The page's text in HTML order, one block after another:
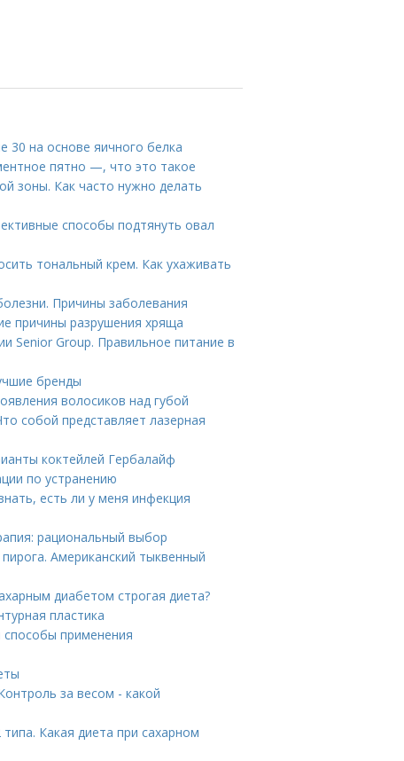
30 на основе яичного белка
пятно —, что это такое
зоны. Как часто нужно делать
способы подтянуть овал
тональный крем. Как ухаживать
Причины заболевания
причины разрушения хряща
Senior Group. Правильное питание в
бренды
волосиков над губой
собой представляет лазерная
коктейлей Гербалайф
по устранению
есть ли у меня инфекция
рациональный выбор
Американский тыквенный
диабетом строгая диета?
пластика
способы применения
за весом - какой
Какая диета при сахарном